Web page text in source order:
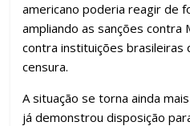
americano poderia reagir de
ampliando as sanções contra
contra instituições brasileiras
censura.
A situação se torna ainda
já demonstrou disposição